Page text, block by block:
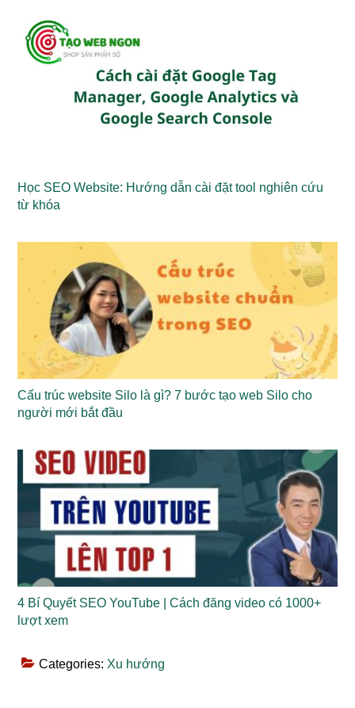
Học SEO Website: Hướng dẫn cài đặt tool nghiên cứu
từ khóa
Cấu trúc website Silo là gì? 7 bước tạo web Silo cho
người mới bắt đầu
4 Bí Quyết SEO YouTube | Cách đăng video có 1000+
lượt xem
Categories: Xu hướng